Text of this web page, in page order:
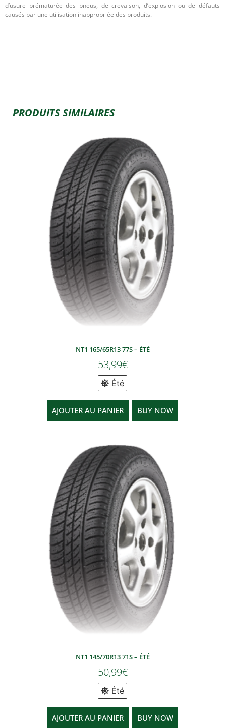
d’usure prématurée des pneus, de crevaison, d’explosion ou de défauts
causés par une utilisation inappropriée des produits.
PRODUITS SIMILAIRES
NT1 165/65R13 77S – ÉTÉ
53,99€
Été
AJOUTER AU PANIER BUY NOW
NT1 145/70R13 71S – ÉTÉ
50,99€
Été
AJOUTER AU PANIER BUY NOW